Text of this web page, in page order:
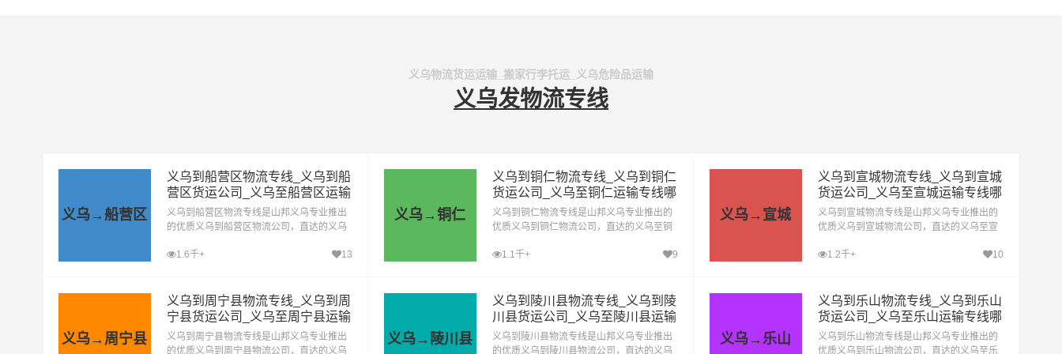
义乌物流货运运输_搬家行李托运_义乌危险品运输
义乌发物流专线
义乌→船营区
义乌到船营区物流专线_义乌到船
营区货运公司_义乌至船营区运输
专线哪家好
义乌到船营区物流专线是山邦义乌专业推出
的优质义乌到船营区物流公司，直达的义乌
义乌到船营区货运公司已成为山邦义乌的优
1.6千+ 13
义乌→铜仁
义乌到铜仁物流专线_义乌到铜仁
货运公司_义乌至铜仁运输专线哪
家好
义乌到铜仁物流专线是山邦义乌专业推出的
优质义乌到铜仁物流公司，直达的义乌至铜
铜仁货运公司已成为山邦义乌的优质物流品
1.1千+ 9
义乌→宣城
义乌到宣城物流专线_义乌到宣城
货运公司_义乌至宣城运输专线哪
家好
义乌到宣城物流专线是山邦义乌专业推出的
优质义乌到宣城物流公司，直达的义乌至宣
宣城货运公司已成为山邦义乌的优质物流品
1.2千+ 10
义乌→周宁县
义乌到周宁县物流专线_义乌到周
宁县货运公司_义乌至周宁县运输
专线哪家好
义乌到周宁县物流专线是山邦义乌专业推出
的优质义乌到周宁县物流公司，直达的义乌
义乌→陵川县
义乌到陵川县物流专线_义乌到陵
川县货运公司_义乌至陵川县运输
专线哪家好
义乌到陵川县物流专线是山邦义乌专业推出
的优质义乌到陵川县物流公司，直达的义乌
义乌→乐山
义乌到乐山物流专线_义乌到乐山
货运公司_义乌至乐山运输专线哪
家好
义乌到乐山物流专线是山邦义乌专业推出的
优质义乌到乐山物流公司，直达的义乌至乐